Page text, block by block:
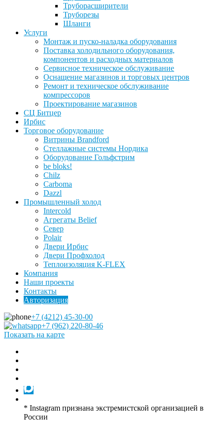
Труборасширители
Труборезы
Шланги
Услуги
Монтаж и пуско-наладка оборудования
Поставка холодильного оборудования,
компонентов и расходных материалов
Сервисное техническое обслуживание
Оснащение магазинов и торговых центров
Ремонт и техническое обслуживание
компрессоров
Проектирование магазинов
СЦ Битцер
Ирбис
Торговое оборудование
Витрины Brandford
Стеллажные системы Нордика
Оборудование Гольфстрим
be bloks!
Chilz
Carboma
Dazzl
Промышленный холод
Intercold
Агрегаты Belief
Север
Polair
Двери Ирбис
Двери Профхолод
Теплоизоляция K-FLEX
Компания
Наши проекты
Контакты
Авторизация
+7 (4212) 45-30-00
+7 (962) 220-80-46
Показать на карте
* Instagram признана экстремистской организацией в
России